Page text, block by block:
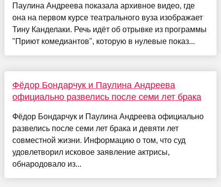
Паулина Андреева показала архивное видео, где
она на первом курсе театрального вуза изображает
Тину Канделаки. Речь идёт об отрывке из программы
"Приют комедиантов", которую в нулевые показ...
Фёдор Бондарчук и Паулина Андреева
официально развелись после семи лет брака
Фёдор Бондарчук и Паулина Андреева официально
развелись после семи лет брака и девяти лет
совместной жизни. Информацию о том, что суд
удовлетворил исковое заявление актрисы,
обнародовало из...